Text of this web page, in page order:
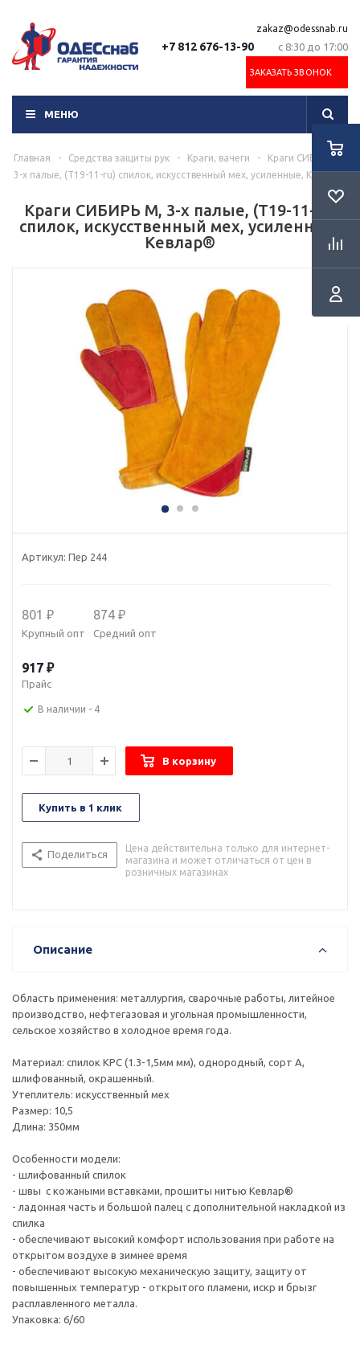
+7 812 676-13-90
zakaz@odessnab.ru
с 8:30 до 17:00
ЗАКАЗАТЬ ЗВОНОК
МЕНЮ
Главная - Средства защиты рук - Краги, вачеги -
Краги СИБИРЬ М,
3-х палые, (Т19-11-ru) спилок, искусственный мех, усиленные, Кевлар®
Краги СИБИРЬ М, 3-х палые, (Т19-11-ru)
спилок, искусственный мех, усиленные,
Кевлар®
Артикул: Пер 244
801 ₽
Крупный опт
874 ₽
Средний опт
917 ₽
Прайс
В наличии - 4
В корзину
Купить в 1 клик
Поделиться
Цена действительна только для интернет-
магазина и может отличаться от цен в
розничных магазинах
Описание
Область применения: металлургия, сварочные работы, литейное
производство, нефтегазовая и угольная промышленности,
сельское хозяйство в холодное время года.
Материал: спилок КРС (1.3-1,5мм мм), однородный, сорт А,
шлифованный, окрашенный.
Утеплитель: искусственный мех
Размер: 10,5
Длина: 350мм
Особенности модели:
- шлифованный спилок
- швы с кожаными вставками, прошиты нитью Кевлар®
- ладонная часть и большой палец с дополнительной накладкой из
спилка
- обеспечивают высокий комфорт использования при работе на
открытом воздухе в зимнее время
- обеспечивают высокую механическую защиту, защиту от
повышенных температур - открытого пламени, искр и брызг
расплавленного металла.
Упаковка: 6/60